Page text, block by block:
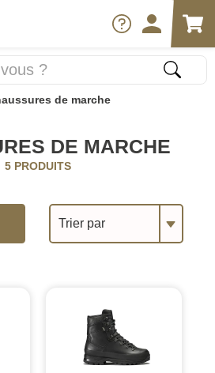
de marche
DE MARCHE
5 PRODUITS
Trier par